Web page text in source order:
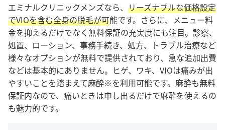
エミナルクリニックメンズなら、 リーズナブルな価格設定
でVIOを含む全身の脱毛が可能です。さらに、メニュー料
金を抑えるだけでなく無料保証の充実度にも注目。診察、
処置、ローション、事務手続き、処方、トラブル治療など
様々なオプションが無料で提供されており、急な追加出費
などは基本的にありません。 ヒゲ、ワキ、VIOは痛みが出
やすいことを踏まえて麻酔※を利用可能です。麻酔も無料
保証内なので、痛いときは申し出るだけで麻酔を使えるの
も魅力的です。